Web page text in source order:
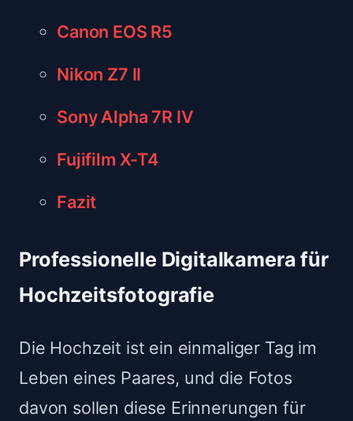
Canon EOS R5
Nikon Z7 II
Sony Alpha 7R IV
Fujifilm X-T4
Fazit
Professionelle Digitalkamera für
Hochzeitsfotografie
Die Hochzeit ist ein einmaliger Tag im
Leben eines Paares, und die Fotos
davon sollen diese Erinnerungen für